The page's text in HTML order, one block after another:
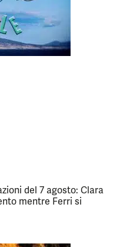
del 7 agosto: Clara
mentre Ferri si